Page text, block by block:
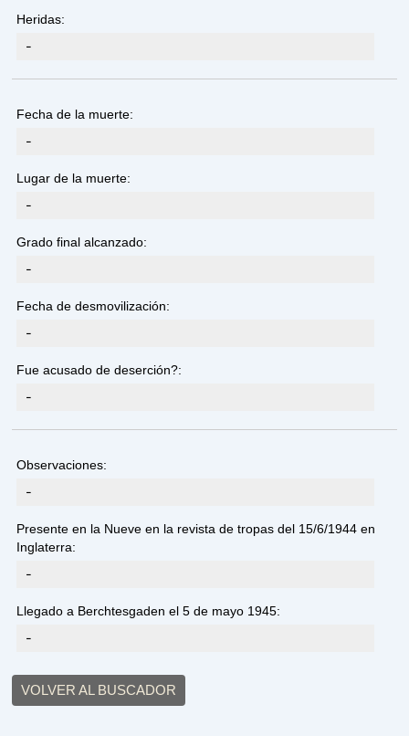
Heridas:
-
Fecha de la muerte:
-
Lugar de la muerte:
-
Grado final alcanzado:
-
Fecha de desmovilización:
-
Fue acusado de deserción?:
-
Observaciones:
-
Presente en la Nueve en la revista de tropas del 15/6/1944 en
Inglaterra:
-
Llegado a Berchtesgaden el 5 de mayo 1945:
-
VOLVER AL BUSCADOR